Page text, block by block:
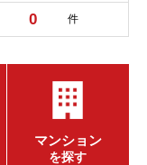
0 件
マンション
を探す